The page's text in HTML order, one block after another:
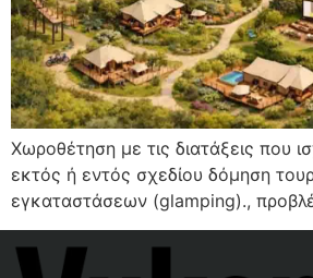
Χωροθέτηση με τις διατάξεις που
εκτός ή εντός σχεδίου δόμηση
εγκαταστάσεων (glamping).,